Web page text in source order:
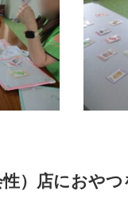
）店におや